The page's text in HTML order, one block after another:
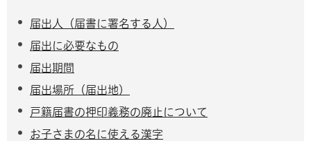
届出人（届書に署名する人）
届出に必要なもの
届出期間
届出場所（届出地）
戸籍届書の押印義務の廃止について
お子さまの名に使える漢字